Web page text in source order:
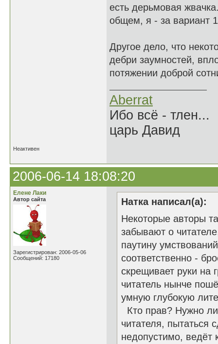
есть дерьмовая
общем, я - за вариант
Другое дело, что
дебри заумностей,
потяжении доброй
Aberrat
Ибо всё - тлен...
царь Давид
Неактивен
2006-06-14 18:08:20
Елене Лаки
Автор сайта
Зарегистрирован: 2006-05-06
Сообщений: 17180
Натка написал(а):
Некоторые авторы
забывают о
паутину
соответственно -
скрещивает руки на
читатель нынче
умную глубокую
Кто прав? Нужно
читателя, пытаться
недопустимо, ведёт